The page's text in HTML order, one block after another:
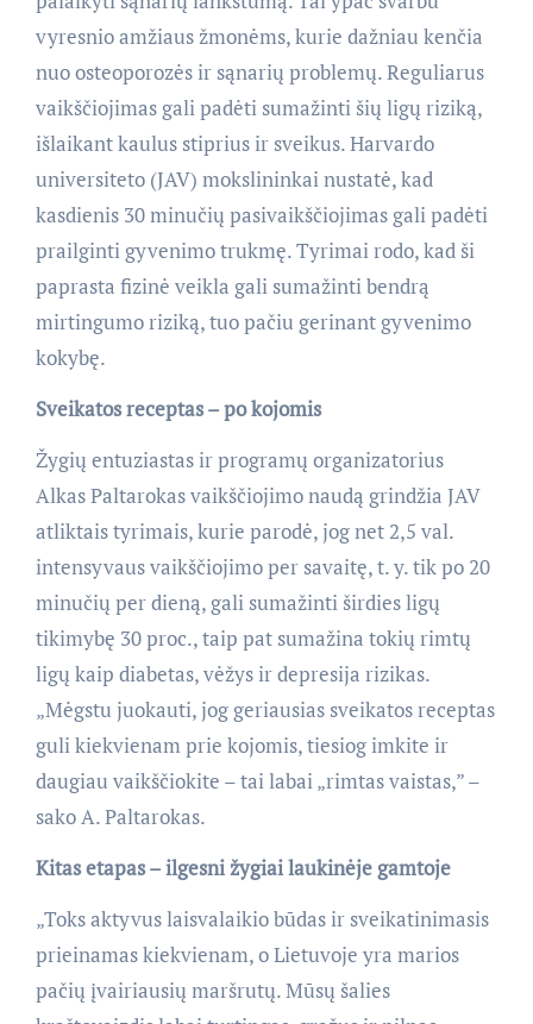
vyresnio amžiaus žmonėms, kurie dažniau kenčia
nuo osteoporozės ir sąnarių problemų. Reguliarus
vaikščiojimas gali padėti sumažinti šių ligų riziką,
išlaikant kaulus stiprius ir sveikus. Harvardo
universiteto (JAV) mokslininkai nustatė, kad
kasdienis 30 minučių pasivaikščiojimas gali padėti
prailginti gyvenimo trukmę. Tyrimai rodo, kad ši
paprasta fizinė veikla gali sumažinti bendrą
mirtingumo riziką, tuo pačiu gerinant gyvenimo
kokybę.
Sveikatos receptas – po kojomis
Žygių entuziastas ir programų organizatorius
Alkas Paltarokas vaikščiojimo naudą grindžia JAV
atliktais tyrimais, kurie parodė, jog net 2,5 val.
intensyvaus vaikščiojimo per savaitę, t. y. tik po 20
minučių per dieną, gali sumažinti širdies ligų
tikimybę 30 proc., taip pat sumažina tokių rimtų
ligų kaip diabetas, vėžys ir depresija rizikas.
„Mėgstu juokauti, jog geriausias sveikatos receptas
guli kiekvienam prie kojomis, tiesiog imkite ir
daugiau vaikščiokite – tai labai „rimtas vaistas,” –
sako A. Paltarokas.
Kitas etapas – ilgesni žygiai laukinėje gamtoje
„Toks aktyvus laisvalaikio būdas ir sveikatinimasis
prieinamas kiekvienam, o Lietuvoje yra marios
pačių įvairiausių maršrutų. Mūsų šalies